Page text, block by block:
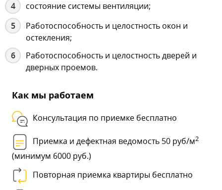
состояние системы вентиляции;
Работоспособность и целостность окон и
остекления;
Работоспособность и целостность дверей и
дверных проемов.
Как мы работаем
Консультация по приемке бесплатно
Приемка и дефектная ведомость 50 руб/м2
(минимум 6000 руб.)
Повторная приемка квартиры бесплатно